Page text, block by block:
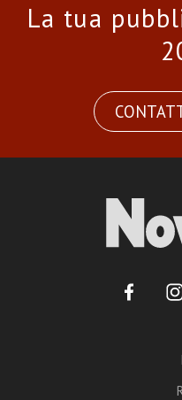
La tua